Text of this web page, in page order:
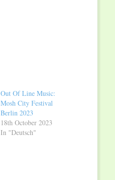
Out Of Line Music:
Mosh City Festival
Berlin 2023
18th October 2023
In "Deutsch"